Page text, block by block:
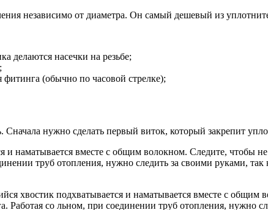
независимо от диаметра. Он самый дешевый из
делаются насечки на резьбе;
фитинга (обычно по часовой стрелке);
нужно сделать первый виток, который закрепит
и наматывается вместе с общим волокном. Следите, чтобы
труб отопления, нужно следить за своими руками,
хвостик подхватывается и наматывается вместе с
Работая со льном, при соединении труб отопления, нужно